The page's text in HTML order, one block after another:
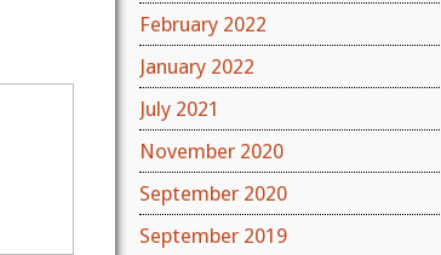
February 2022
January 2022
July 2021
November 2020
September 2020
September 2019